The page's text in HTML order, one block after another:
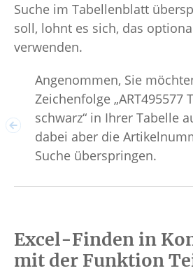
Suche im Tabellenblatt
soll, lohnt es sich, das
verwenden.
Angenommen, Sie
Zeichenfolge „ART495577
schwarz“ in Ihrer Tabelle
dabei aber die
Suche überspringen.
Excel-Finden in
mit der Funktion